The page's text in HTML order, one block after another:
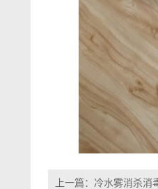
上一篇： 冷水雾消杀消